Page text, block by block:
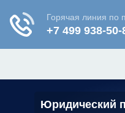
Юридический
✆ 7 (800) 350-